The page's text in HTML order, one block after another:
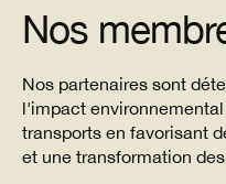
Nos
Nos partenaires sont
l'impact
transports en favorisant
et une transformation